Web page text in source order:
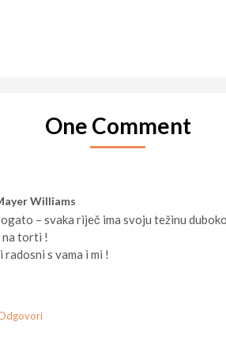
One Comment
Williams
– svaka riječ ima svoju težinu
na torti !
radosni s vama i mi !